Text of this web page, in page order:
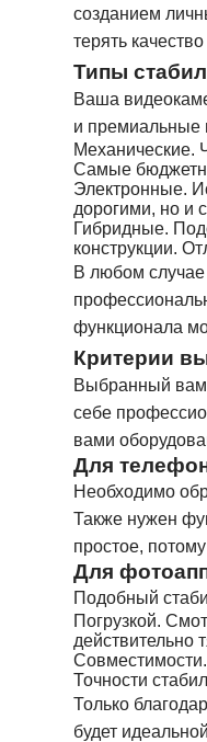
созданием
терять
Типы
Ваша
и премиальные
Механические.
Самые
Электронные.
дорогими, но и
Гибридные.
конструкции.
В любом случае
функционала
Критерии
Выбранный
себе
вами
Для
Необходимо
Также нужен
простое,
Для
Подобный
Погрузкой.
действительно
Точности
Только
будет